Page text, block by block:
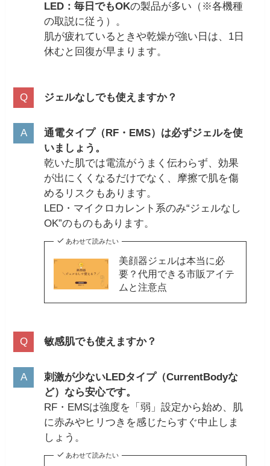
LED：毎日でもOKの製品が多い（※各機種
の取説に従う）。
肌が疲れているときや乾燥が強い日は、1日
休むと回復が早まります。
ジェルなしでも使えますか？
通電タイプ（RF・EMS）は必ずジェルを使
いましょう。
乾いた肌では電流がうまく伝わらず、効果
が出にくくなるだけでなく、摩擦で肌を傷
めるリスクもあります。
LED・マイクロカレント系のみ“ジェルなし
OK”のものもあります。
あわせて読みたい
美顔器ジェルは本当に必
要？代用できる市販アイテ
ムと注意点
敏感肌でも使えますか？
刺激が少ないLEDタイプ（CurrentBodyな
ど）なら安心です。
RF・EMSは強度を「弱」設定から始め、肌
に赤みやヒリつきを感じたらすぐ中止しま
しょう。
あわせて読みたい